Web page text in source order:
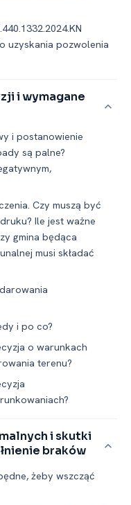
uzyskania pozwolenia
i wymagane
i postanowienie
są palne?
Czy muszą być
Ile jest ważne
gmina będąca
musi składać
i po co?
o warunkach
terenu?
i skutki
braków
żeby wszcząć